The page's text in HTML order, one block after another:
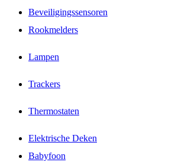
Beveiligingssensoren
Rookmelders
Lampen
Trackers
Thermostaten
Elektrische Deken
Babyfoon